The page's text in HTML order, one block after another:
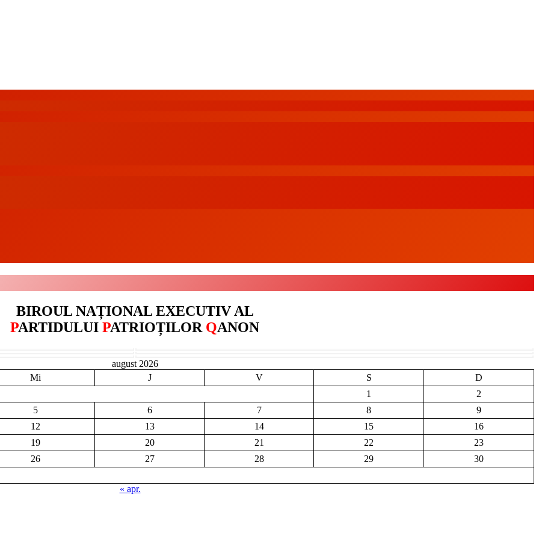
BIROUL NAȚIONAL EXECUTIV AL
PARTIDULUI PATRIOȚILOR QANON
IOSIF DOHI
SECRETAR GENERAL
NICULAI PASCALE
VICEPREȘEDINTE
CORINA MIHALI
august 2026
Mi J V S
D
1
2
5 6 7 8
9
12 13 14 15
16
19 20 21 22
23
26 27 28 29
30
« apr.